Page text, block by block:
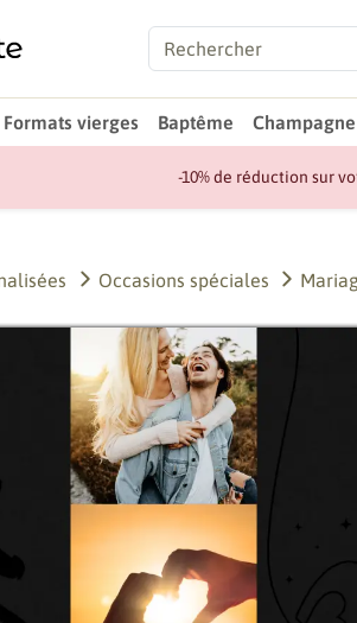
Formats vierges Baptême Champagne
-10% de réduction sur
Occasions spéciales